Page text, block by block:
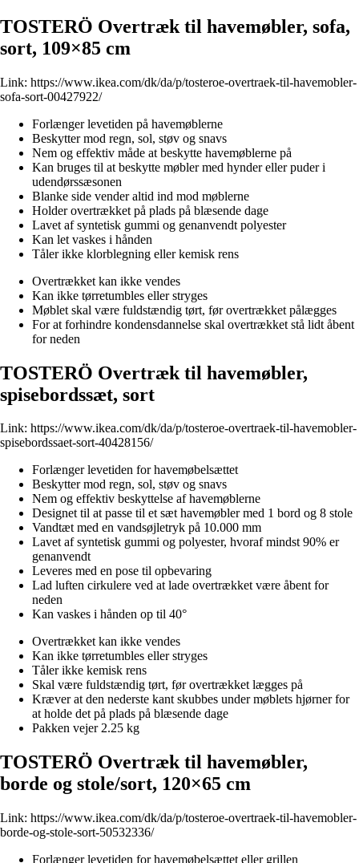
TOSTERÖ Overtræk til havemøbler, sofa,
sort, 109×85 cm
Link: https://www.ikea.com/dk/da/p/tosteroe-overtraek-til-havemobler-
sofa-sort-00427922/
Forlænger levetiden på havemøblerne
Beskytter mod regn, sol, støv og snavs
Nem og effektiv måde at beskytte havemøblerne på
Kan bruges til at beskytte møbler med hynder eller puder i
udendørssæsonen
Blanke side vender altid ind mod møblerne
Holder overtrækket på plads på blæsende dage
Lavet af syntetisk gummi og genanvendt polyester
Kan let vaskes i hånden
Tåler ikke klorblegning eller kemisk rens
Overtrækket kan ikke vendes
Kan ikke tørretumbles eller stryges
Møblet skal være fuldstændig tørt, før overtrækket pålægges
For at forhindre kondensdannelse skal overtrækket stå lidt åbent
for neden
TOSTERÖ Overtræk til havemøbler,
spisebordssæt, sort
Link: https://www.ikea.com/dk/da/p/tosteroe-overtraek-til-havemobler-
spisebordssaet-sort-40428156/
Forlænger levetiden for havemøbelsættet
Beskytter mod regn, sol, støv og snavs
Nem og effektiv beskyttelse af havemøblerne
Designet til at passe til et sæt havemøbler med 1 bord og 8 stole
Vandtæt med en vandsøjletryk på 10.000 mm
Lavet af syntetisk gummi og polyester, hvoraf mindst 90% er
genanvendt
Leveres med en pose til opbevaring
Lad luften cirkulere ved at lade overtrækket være åbent for
neden
Kan vaskes i hånden op til 40°
Overtrækket kan ikke vendes
Kan ikke tørretumbles eller stryges
Tåler ikke kemisk rens
Skal være fuldstændig tørt, før overtrækket lægges på
Kræver at den nederste kant skubbes under møblets hjørner for
at holde det på plads på blæsende dage
Pakken vejer 2.25 kg
TOSTERÖ Overtræk til havemøbler,
borde og stole/sort, 120×65 cm
Link: https://www.ikea.com/dk/da/p/tosteroe-overtraek-til-havemobler-
borde-og-stole-sort-50532336/
Forlænger levetiden for havemøbelsættet eller grillen